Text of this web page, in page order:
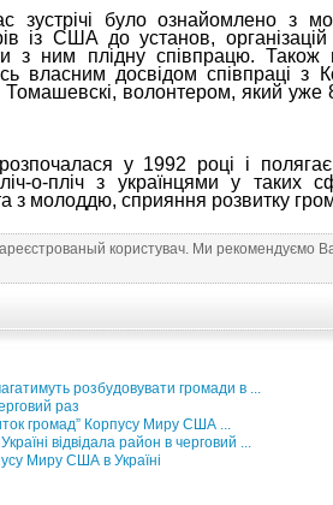
зустрічі було ознайомлено з
із США до установ,
з ним плідну співпрацю.
власним досвідом співпраці
волонтером, який уже
у 1992 році і
о-пліч з українцями у таких
з молоддю, сприяння розвитку
користувач. Ми рекомендуємо
розбудовувати громади в ...
раз
громад” Корпусу Миру США ...
відвідала район в черговий ...
Миру США в Україні